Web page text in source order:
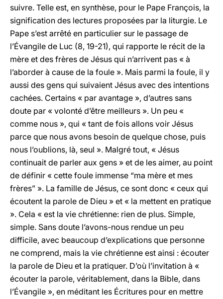
suivre. Telle est, en synthèse, pour le Pape François, la
signification des lectures proposées par la liturgie. Le
Pape s’est arrêté en particulier sur le passage de
l’Évangile de Luc (8, 19-21), qui rapporte le récit de la
mère et des frères de Jésus qui n’arrivent pas « à
l’aborder à cause de la foule ». Mais parmi la foule, il y
aussi des gens qui suivaient Jésus avec des intentions
cachées. Certains « par avantage », d’autres sans
doute par « volonté d’être meilleurs ». Un peu «
comme nous », qui « tant de fois allons voir Jésus
parce que nous avons besoin de quelque chose, puis
nous l’oublions, là, seul ». Malgré tout, « Jésus
continuait de parler aux gens » et de les aimer, au point
de définir « cette foule immense “ma mère et mes
frères” ». La famille de Jésus, ce sont donc « ceux qui
écoutent la parole de Dieu » et « la mettent en pratique
». Cela « est la vie chrétienne: rien de plus. Simple,
simple. Sans doute l’avons-nous rendue un peu
difficile, avec beaucoup d’explications que personne
ne comprend, mais la vie chrétienne est ainsi : écouter
la parole de Dieu et la pratiquer. D’où l’invitation à «
écouter la parole, véritablement, dans la Bible, dans
l’Évangile », en méditant les Écritures pour en mettre